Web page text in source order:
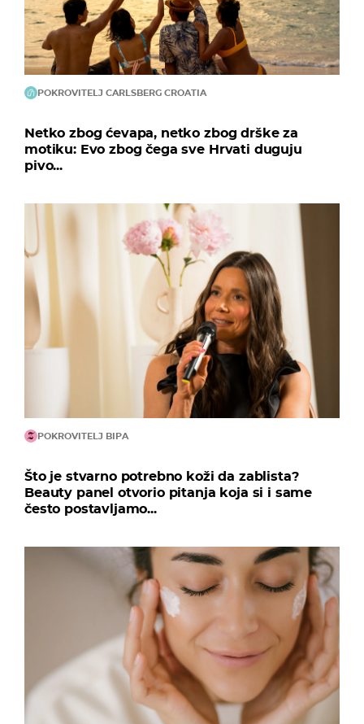
POKROVITELJ CARLSBERG CROATIA
Netko zbog ćevapa, netko zbog drške za
motiku: Evo zbog čega sve Hrvati duguju
pivo...
POKROVITELJ BIPA
Što je stvarno potrebno koži da zablista?
Beauty panel otvorio pitanja koja si i same
često postavljamo...